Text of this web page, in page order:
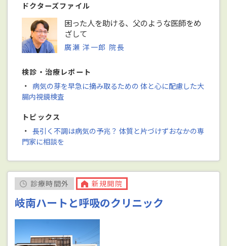
ドクターズファイル
困った人を助ける、父のような医師をめ
ざして
廣瀬 洋一郎 院長
検診・治療レポート
・ 病気の芽を早急に摘み取るための 体と心に配慮した大
腸内視鏡検査
トピックス
・ 長引く不調は病気の予兆？ 体質と片づけずおなかの専
門家に相談を
診療時間外 新規開院
岐南ハートと呼吸のクリニック